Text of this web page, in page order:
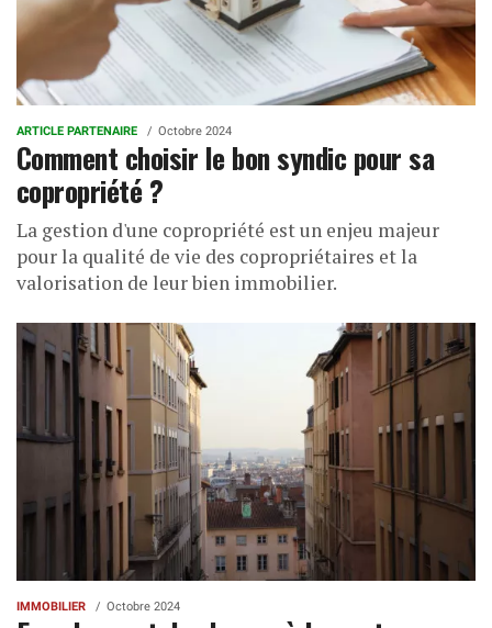
ARTICLE PARTENAIRE Octobre 2024
Comment choisir le bon syndic pour sa
copropriété ?
La gestion d'une copropriété est un enjeu majeur
pour la qualité de vie des copropriétaires et la
valorisation de leur bien immobilier.
IMMOBILIER Octobre 2024